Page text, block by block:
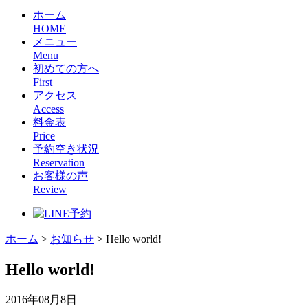
ホーム
HOME
メニュー
Menu
初めての方へ
First
アクセス
Access
料金表
Price
予約空き状況
Reservation
お客様の声
Review
ホーム > お知らせ > Hello world!
Hello world!
2016年08月8日